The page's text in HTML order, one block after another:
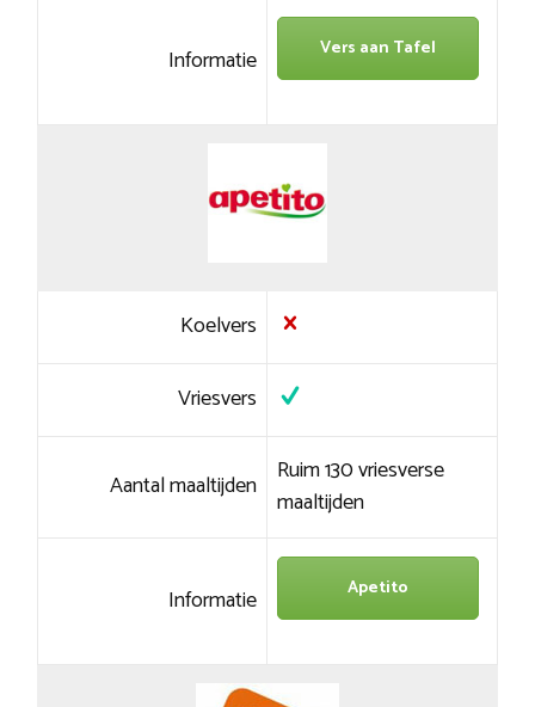
Informatie Vers aan Tafel
Koelvers
Vriesvers
Aantal maaltijden Ruim 130 vriesverse
maaltijden
Informatie Apetito